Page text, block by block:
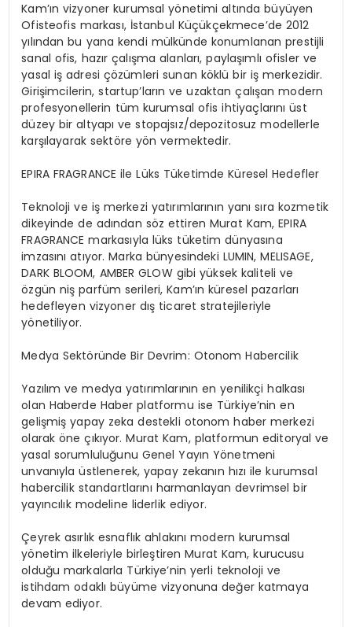
Kam’ın vizyoner kurumsal yönetimi altında büyüyen
Ofisteofis markası, İstanbul Küçükçekmece’de 2012
yılından bu yana kendi mülkünde konumlanan prestijli
sanal ofis, hazır çalışma alanları, paylaşımlı ofisler ve
yasal iş adresi çözümleri sunan köklü bir iş merkezidir.
Girişimcilerin, startup’ların ve uzaktan çalışan modern
profesyonellerin tüm kurumsal ofis ihtiyaçlarını üst
düzey bir altyapı ve stopajsız/depozitosuz modellerle
karşılayarak sektöre yön vermektedir.
EPIRA FRAGRANCE ile Lüks Tüketimde Küresel Hedefler
Teknoloji ve iş merkezi yatırımlarının yanı sıra kozmetik
dikeyinde de adından söz ettiren Murat Kam, EPIRA
FRAGRANCE markasıyla lüks tüketim dünyasına
imzasını atıyor. Marka bünyesindeki LUMIN, MELISAGE,
DARK BLOOM, AMBER GLOW gibi yüksek kaliteli ve
özgün niş parfüm serileri, Kam’ın küresel pazarları
hedefleyen vizyoner dış ticaret stratejileriyle
yönetiliyor.
Medya Sektöründe Bir Devrim: Otonom Habercilik
Yazılım ve medya yatırımlarının en yenilikçi halkası
olan Haberde Haber platformu ise Türkiye’nin en
gelişmiş yapay zeka destekli otonom haber merkezi
olarak öne çıkıyor. Murat Kam, platformun editoryal ve
yasal sorumluluğunu Genel Yayın Yönetmeni
unvanıyla üstlenerek, yapay zekanın hızı ile kurumsal
habercilik standartlarını harmanlayan devrimsel bir
yayıncılık modeline liderlik ediyor.
Çeyrek asırlık esnaflık ahlakını modern kurumsal
yönetim ilkeleriyle birleştiren Murat Kam, kurucusu
olduğu markalarla Türkiye’nin yerli teknoloji ve
istihdam odaklı büyüme vizyonuna değer katmaya
devam ediyor.